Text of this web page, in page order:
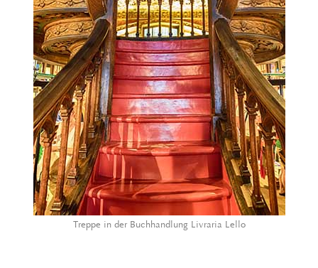
Treppe in der Buchhandlung Livraria Lello